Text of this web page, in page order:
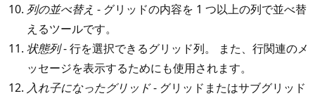
列の並べ替え - グリッドの内容を 1 つ以上の列で並べ替
えるツールです。
状態列- 行を選択できるグリッド列。 また、行関連のメ
ッセージを表示するためにも使用されます。
入れ子になったグリッド- グリッドまたはサブグリッド